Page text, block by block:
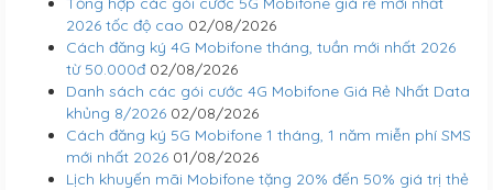
2026 tốc độ cao 02/08/2026
Cách đăng ký 4G Mobifone tháng, tuần mới nhất 2026
từ 50.000đ 02/08/2026
Danh sách các gói cước 4G Mobifone Giá Rẻ Nhất Data
khủng 8/2026 02/08/2026
Cách đăng ký 5G Mobifone 1 tháng, 1 năm miễn phí SMS
mới nhất 2026 01/08/2026
Lịch khuyến mãi Mobifone tặng 20% đến 50% giá trị thẻ